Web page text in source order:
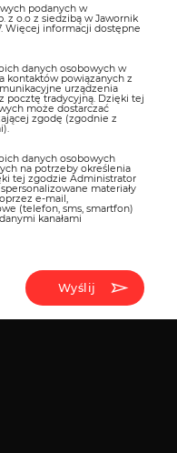
podanych w
z o.o z siedzibą w Jawornik
Więcej informacji dostępne
danych osobowych w
kontaktów powiązanych z
urządzenia
pocztę tradycyjną. Dzięki tej
może dostarczać
zgodę (zgodnie z
danych osobowych
na potrzeby określenia
tej zgodzie Administrator
materiały
e-mail,
(telefon, sms, smartfon)
kanałami
Wyślij